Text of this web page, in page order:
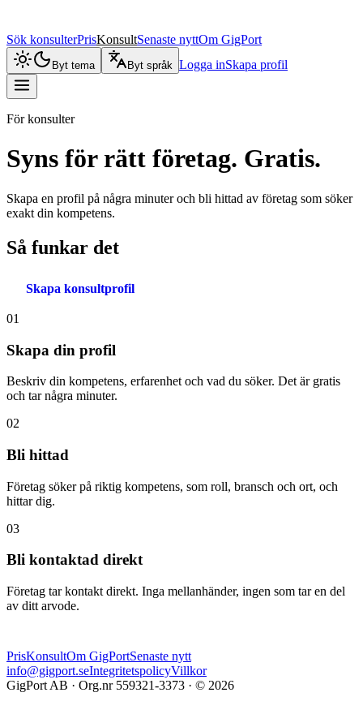
Sök konsulterPrisKonsultSenaste nyttOm GigPort
Byt tema Byt språk Logga inSkapa profil
För konsulter
Syns för rätt företag. Gratis.
Skapa en profil på några minuter och bli hittad av företag som söker
exakt din kompetens.
Så funkar det
Skapa konsultprofil
01
Skapa din profil
Beskriv din kompetens, erfarenhet och vad du söker. Det är gratis
och tar några minuter.
02
Bli hittad
Företag söker på riktig kompetens, som roll, bransch och ort, och
hittar dig.
03
Bli kontaktad direkt
Företag tar kontakt direkt. Inga mellanhänder, ingen som tar en del
av ditt arvode.
PrisKonsultOm GigPortSenaste nytt
info@gigport.seIntegritetspolicyVillkor
GigPort AB · Org.nr 559321-3373 · © 2026